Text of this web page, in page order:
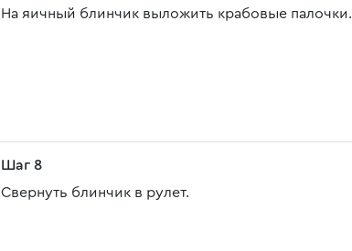
На яичный блинчик выложить крабовые палочки.
Шаг 8
Свернуть блинчик в рулет.